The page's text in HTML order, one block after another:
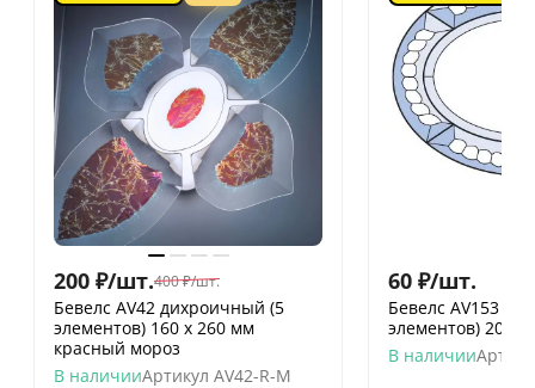
200 ₽/шт.400 ₽/шт.
Бевелс AV42 дихроичный (5
элементов) 160 х 260 мм
красный мороз
В наличииАртикул AV42-R-M
60 ₽/шт.
Бевелс AV153
элементов) 200
В наличии